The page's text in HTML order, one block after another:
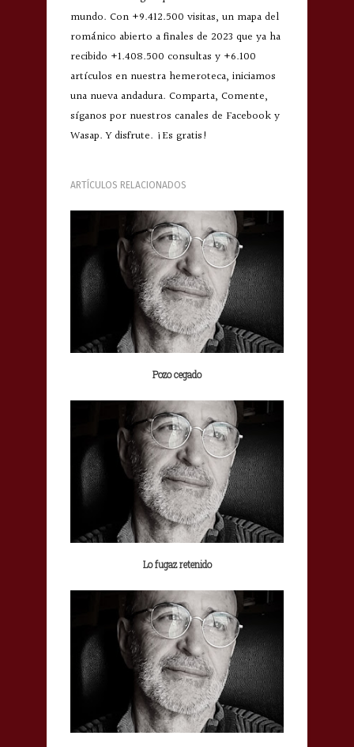
mundo. Con +9.412.500 visitas, un mapa del
románico abierto a finales de 2023 que ya ha
recibido +1.408.500 consultas y +6.100
artículos en nuestra hemeroteca, iniciamos
una nueva andadura. Comparta, Comente,
síganos por nuestros canales de Facebook y
Wasap. Y disfrute. ¡Es gratis!
ARTÍCULOS RELACIONADOS
Pozo cegado
Lo fugaz retenido